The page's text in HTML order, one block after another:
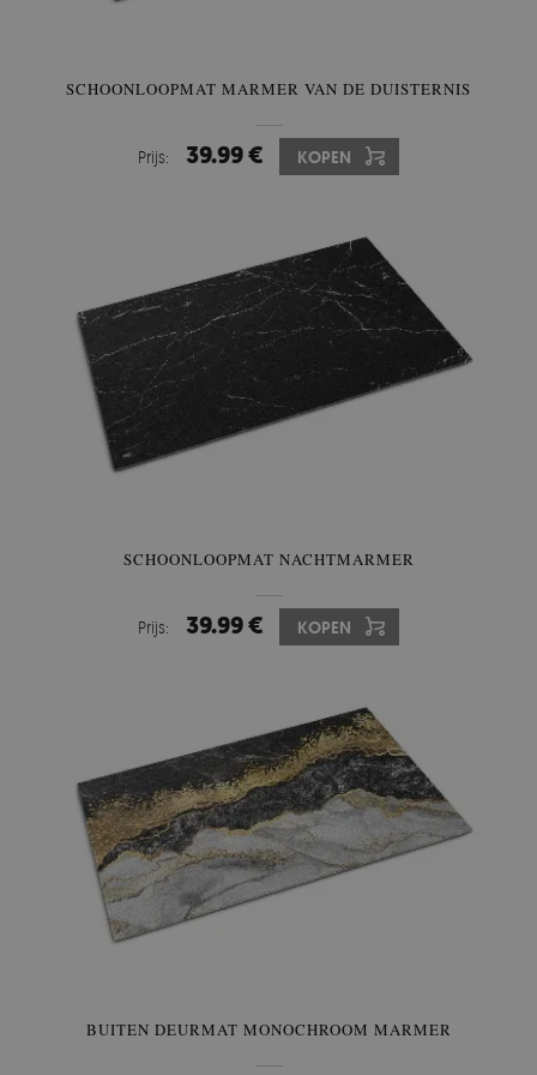
SCHOONLOOPMAT MARMER VAN DE DUISTERNIS
Prijs: 39.99 € KOPEN
SCHOONLOOPMAT NACHTMARMER
Prijs: 39.99 € KOPEN
BUITEN DEURMAT MONOCHROOM MARMER